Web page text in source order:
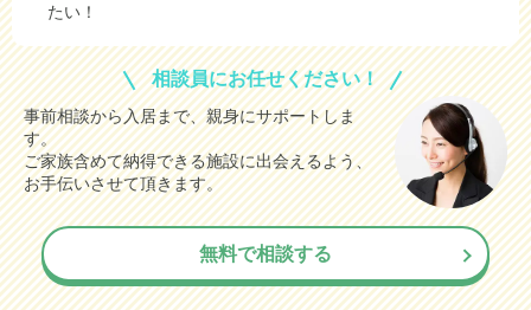
たい！
相談員にお任せください！
事前相談から入居まで、親身にサポートしま
す。
ご家族含めて納得できる施設に出会えるよう、
お手伝いさせて頂きます。
無料で相談する